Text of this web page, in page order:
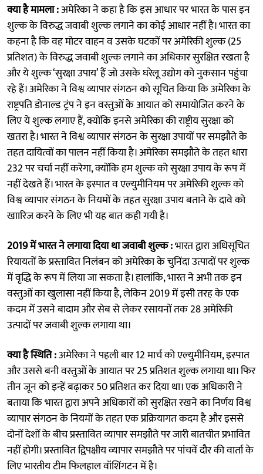
क्या है मामला :अमेरिका ने कहा है कि इस आधार पर भारत के पास इन
शुल्क के विरुद्ध जवाबी शुल्क लगाने का कोई आधार नहीं है। भारत का
कहना है कि वह मोटर वाहन व उसके घटकों पर अमेरिकी शुल्क (25
प्रतिशत) के विरुद्ध जवाबी शुल्क लगाने का अधिकार सुरक्षित रखता है
और ये शुल्क ‘सुरक्षा उपाय’ हैं जो उसके घरेलू उद्योग को नुकसान पहुंचा
रहे हैं। अमेरिका ने विश्व व्यापार संगठन को सूचित किया कि अमेरिका के
राष्ट्रपति डोनाल्ड ट्रंप ने इन वस्तुओं के आयात को समायोजित करने के
लिए ये शुल्क लगाए हैं, क्योंकि इनसे अमेरिका की राष्ट्रीय सुरक्षा को
खतरा है। भारत ने विश्व व्यापार संगठन के सुरक्षा उपायों पर समझौते के
तहत दायित्वों का पालन नहीं किया है। अमेरिका समझौते के तहत धारा
232 पर चर्चा नहीं करेगा, क्योंकि हम शुल्क को सुरक्षा उपाय के रूप में
नहीं देखते हैं। भारत के इस्पात व एल्युमीनियम पर अमेरिकी शुल्क को
विश्व व्यापार संगठन के नियमों के तहत सुरक्षा उपाय बताने के दावे को
खाारिज करने के लिए भी यह बात कही गयी है।
2019 में भारत ने लगाया दिया था जवाबी शुल्क :भारत द्वारा अधिसूचित
रियायतों के प्रस्तावित निलंबन को अमेरिका के चुनिंदा उत्पादों पर शुल्क
में वृद्धि के रूप में लिया जा सकता है। हालांकि, भारत ने अभी तक इन
वस्तुओं का खुलासा नहीं किया है, लेकिन 2019 में इसी तरह के एक
कदम में उसने बादाम और सेब से लेकर रसायनों तक 28 अमेरिकी
उत्पादों पर जवाबी शुल्क लगाया था।
क्या है स्थिति :अमेरिका ने पहली बार 12 मार्च को एल्युमीनियम, इस्पात
और उससे बनी वस्तुओं के आयात पर 25 प्रतिशत शुल्क लगाया था। फिर
तीन जून को इन्हें बढ़ाकर 50 प्रतिशत कर दिया था। एक अधिकारी ने
बताया कि भारत द्वारा अपने अधिकारों को सुरक्षित रखने का निर्णय विश्व
व्यापार संगठन के नियमों के तहत एक प्रक्रियागत कदम है और इससे
दोनों देशों के बीच प्रस्तावित व्यापार समझौते पर जारी बातचीत प्रभावित
नहीं होगी। प्रस्तावित द्विपक्षीय व्यापार समझौते पर पांचवें दौर की वार्ता के
लिए भारतीय टीम फिलहाल वॉशिंगटन में है।